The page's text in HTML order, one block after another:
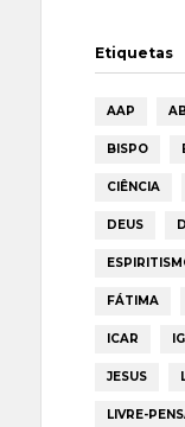
Etiquetas
AAP
BISPO
CIÊNCIA
DEUS
FÁTIMA
ICAR
JESUS
LIVRE-